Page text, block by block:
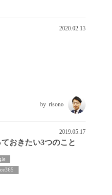
2020.02.13
risono
2019.05.17
おきたい3つのこと